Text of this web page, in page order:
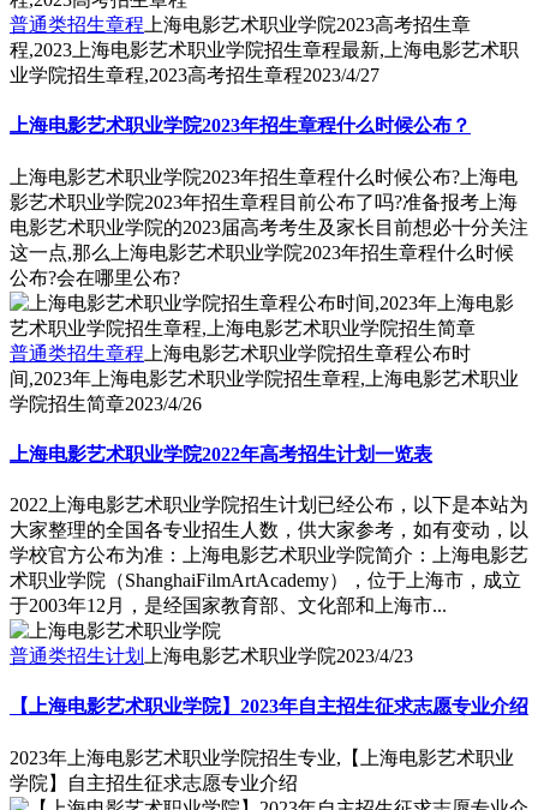
普通类招生章程 上海电影艺术职业学院2023高考招生章
程,2023上海电影艺术职业学院招生章程最新,上海电影艺术职
业学院招生章程,2023高考招生章程2023/4/27
上海电影艺术职业学院2023年招生章程什么时候公布？
上海电影艺术职业学院2023年招生章程什么时候公布?上海电
影艺术职业学院2023年招生章程目前公布了吗?准备报考上海
电影艺术职业学院的2023届高考考生及家长目前想必十分关注
这一点,那么上海电影艺术职业学院2023年招生章程什么时候
公布?会在哪里公布?
普通类招生章程 上海电影艺术职业学院招生章程公布时
间,2023年上海电影艺术职业学院招生章程,上海电影艺术职业
学院招生简章2023/4/26
上海电影艺术职业学院2022年高考招生计划一览表
2022上海电影艺术职业学院招生计划已经公布，以下是本站为
大家整理的全国各专业招生人数，供大家参考，如有变动，以
学校官方公布为准：上海电影艺术职业学院简介：上海电影艺
术职业学院（ShanghaiFilmArtAcademy），位于上海市，成立
于2003年12月，是经国家教育部、文化部和上海市...
普通类招生计划 上海电影艺术职业学院2023/4/23
【上海电影艺术职业学院】2023年自主招生征求志愿专业介绍
2023年上海电影艺术职业学院招生专业,【上海电影艺术职业
学院】自主招生征求志愿专业介绍